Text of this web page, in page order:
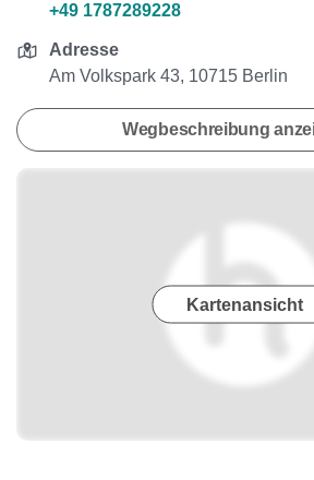
+49 1787289228
Adresse
Am Volkspark 43, 10715 Berlin
Wegbeschreibung
Kartenansicht